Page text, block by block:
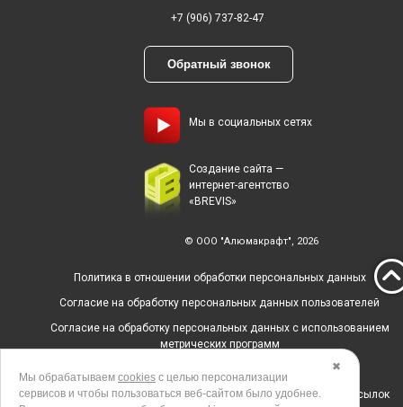
+7 (906) 737-82-47
Обратный звонок
Мы в социальных сетях
Создание сайта —
интернет-агентство
«BREVIS»
© ООО "Алюмакрафт", 2026
Политика в отношении обработки персональных данных
Согласие на обработку персональных данных пользователей
Согласие на обработку персональных данных с использованием
метрических программ
Согласие на получение рекламных и информационных рассылок
✖
Мы обрабатываем cookies с целью персонализации
сервисов и чтобы пользоваться веб-сайтом было удобнее.